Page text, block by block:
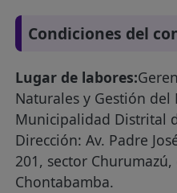
Condiciones del
Lugar de labores:
Naturales y Gestión
Municipalidad Distrital
Dirección: Av. Padre
201, sector
Chontabamba.